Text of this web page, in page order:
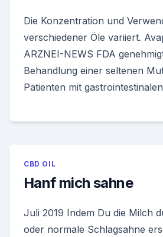
Die Konzentration und
verschiedener Öle variiert.
ARZNEI-NEWS FDA
Behandlung einer seltenen
Patienten mit
CBD OIL
Hanf mich sahne
Juli 2019 Indem Du die Milch
oder normale Schlagsahne